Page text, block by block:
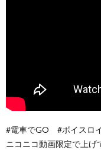
#電車でGO #ボイスロ
ニコニコ動画限定で上